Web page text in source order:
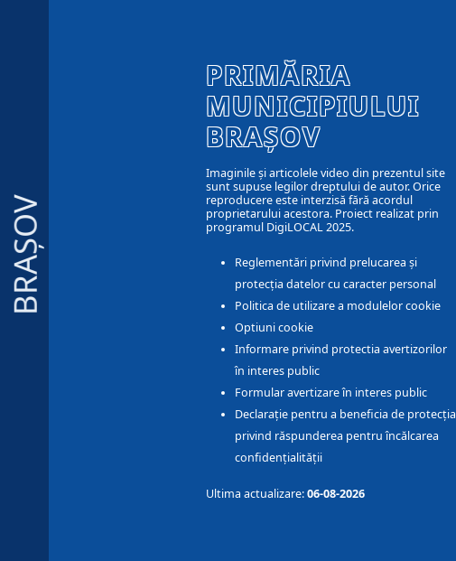
BRAȘOV
PRIMĂRIA
MUNICIPIULUI
BRAȘOV
Imaginile și articolele video din prezentul site
sunt supuse legilor dreptului de autor. Orice
reproducere este interzisă fără acordul
proprietarului acestora. Proiect realizat prin
programul DigiLOCAL 2025.
Reglementări privind prelucarea și
protecția datelor cu caracter personal
Politica de utilizare a modulelor cookie
Optiuni cookie
Informare privind protectia avertizorilor
în interes public
Formular avertizare în interes public
Declarație pentru a beneficia de protecția
privind răspunderea pentru încălcarea
confidențialității
Ultima actualizare:06-08-2026